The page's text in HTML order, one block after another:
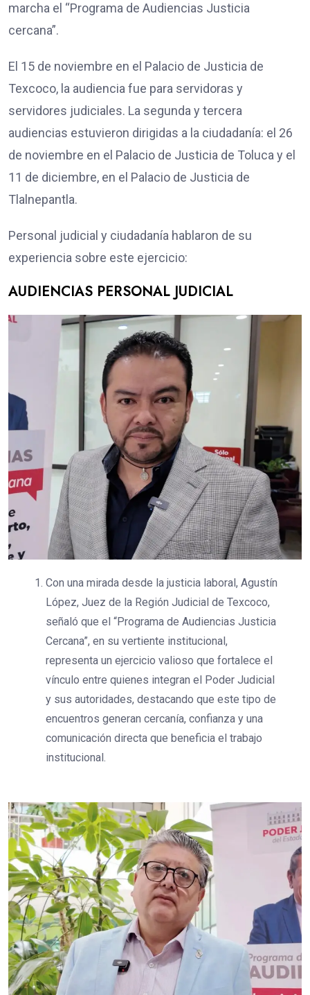
marcha el “Programa de Audiencias Justicia
cercana”.
El 15 de noviembre en el Palacio de Justicia de
Texcoco, la audiencia fue para servidoras y
servidores judiciales. La segunda y tercera
audiencias estuvieron dirigidas a la ciudadanía: el 26
de noviembre en el Palacio de Justicia de Toluca y el
11 de diciembre, en el Palacio de Justicia de
Tlalnepantla.
Personal judicial y ciudadanía hablaron de su
experiencia sobre este ejercicio:
AUDIENCIAS PERSONAL JUDICIAL
Con una mirada desde la justicia laboral, Agustín
López, Juez de la Región Judicial de Texcoco,
señaló que el “Programa de Audiencias Justicia
Cercana”, en su vertiente institucional,
representa un ejercicio valioso que fortalece el
vínculo entre quienes integran el Poder Judicial
y sus autoridades, destacando que este tipo de
encuentros generan cercanía, confianza y una
comunicación directa que beneficia el trabajo
institucional.